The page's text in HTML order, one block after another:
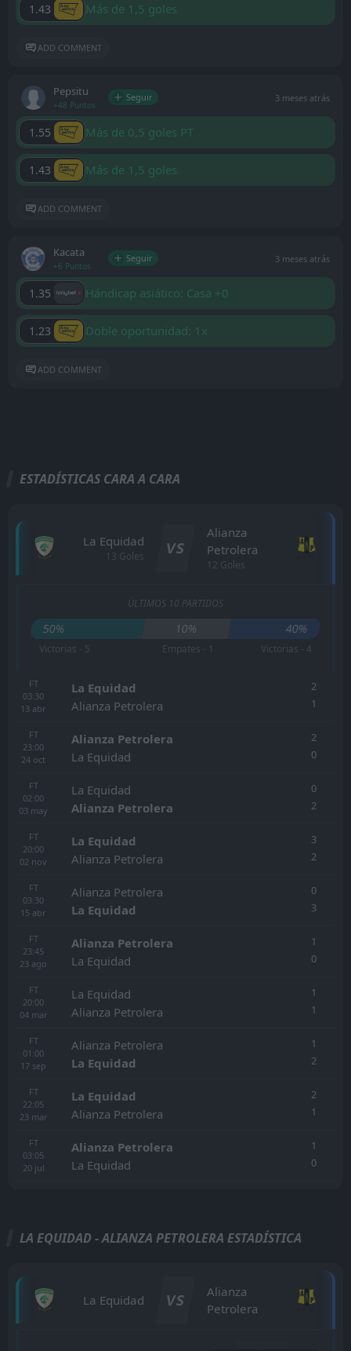
1.43 Más de 1,5 goles
ADD COMMENT
Pepsitu
+48 Puntos
Seguir 3 meses atrás
1.55 Más de 0,5 goles PT
1.43 Más de 1,5 goles
ADD COMMENT
Kacata
+6 Puntos
Seguir 3 meses atrás
1.35 Hándicap asiático: Casa +0
1.23 Doble oportunidad: 1x
ADD COMMENT
ESTADÍSTICAS CARA A CARA
La Equidad
13 Goles VS
Alianza
Petrolera
12 Goles
ÚLTIMOS 10 PARTIDOS
50% 10% 40%
Victorias - 5 Empates - 1 Victorias - 4
FT
03:30
13 abr
La Equidad
Alianza Petrolera
2
1
FT
23:00
24 oct
Alianza Petrolera
La Equidad
2
0
FT
02:00
03 may
La Equidad
Alianza Petrolera
0
2
FT
20:00
02 nov
La Equidad
Alianza Petrolera
3
2
FT
03:30
15 abr
Alianza Petrolera
La Equidad
0
3
FT
23:45
23 ago
Alianza Petrolera
La Equidad
1
0
FT
20:00
04 mar
La Equidad
Alianza Petrolera
1
1
FT
01:00
17 sep
Alianza Petrolera
La Equidad
1
2
FT
22:05
23 mar
La Equidad
Alianza Petrolera
2
1
FT
03:05
20 jul
Alianza Petrolera
La Equidad
1
0
LA EQUIDAD - ALIANZA PETROLERA ESTADÍSTICA
La Equidad VS
Alianza
Petrolera